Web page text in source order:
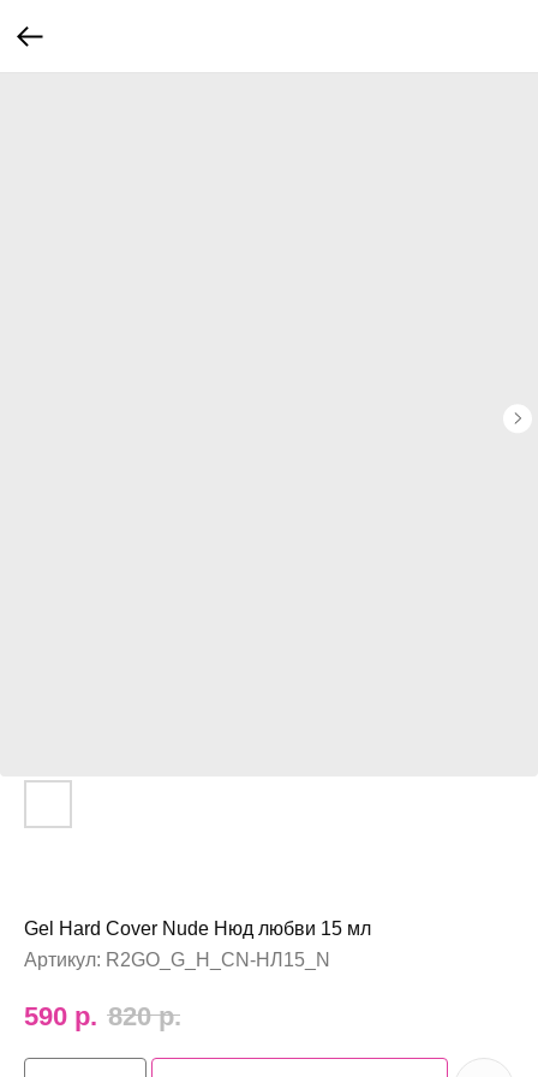
Gel Hard Cover Nude Нюд любви 15 мл
Артикул: R2GO_G_H_CN-НЛ15_N
590 р. 820 р.